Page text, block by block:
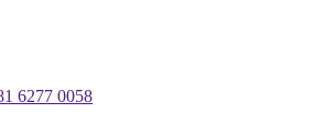
6277 0058